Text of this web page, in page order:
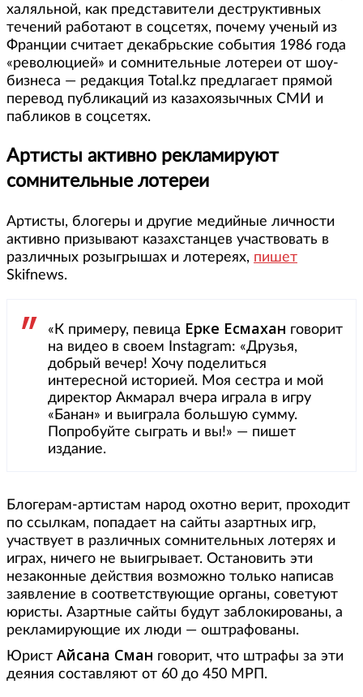
халяльной, как представители деструктивных
течений работают в соцсетях, почему ученый из
Франции считает декабрьские события 1986 года
«революцией» и сомнительные лотереи от шоу-
бизнеса — редакция Total.kz предлагает прямой
перевод публикаций из казахоязычных СМИ и
пабликов в соцсетях.
Артисты активно рекламируют
сомнительные лотереи
Артисты, блогеры и другие медийные личности
активно призывают казахстанцев участвовать в
различных розыгрышах и лотереях, пишет
Skifnews.
«К примеру, певица Ерке Есмахан говорит
на видео в своем Instagram: «Друзья,
добрый вечер! Хочу поделиться
интересной историей. Моя сестра и мой
директор Акмарал вчера играла в игру
«Банан» и выиграла большую сумму.
Попробуйте сыграть и вы!» — пишет
издание.
Блогерам-артистам народ охотно верит, проходит
по ссылкам, попадает на сайты азартных игр,
участвует в различных сомнительных лотерях и
играх, ничего не выигрывает. Остановить эти
незаконные действия возможно только написав
заявление в соответствующие органы, советуют
юристы. Азартные сайты будут заблокированы, а
рекламирующие их люди — оштрафованы.
Юрист Айсана Сман говорит, что штрафы за эти
деяния составляют от 60 до 450 МРП.